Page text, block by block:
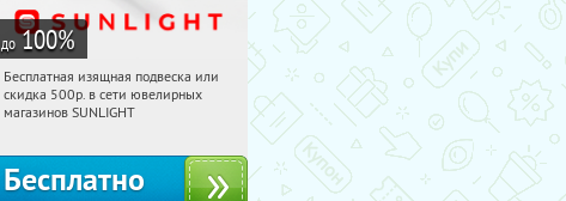
до 100%
17:21:03 Получили:
Россия
Бесплатная изящная подвеска или
скидка 500р. в сети ювелирных
магазинов SUNLIGHT
Бесплатно